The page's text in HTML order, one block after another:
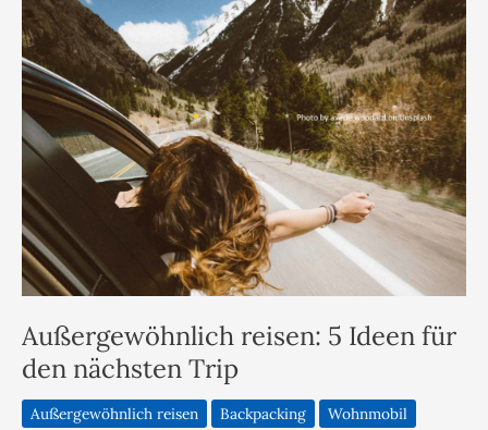
Außergewöhnlich reisen: 5 Ideen für
den nächsten Trip
Außergewöhnlich reisen Backpacking
Wohnmobil